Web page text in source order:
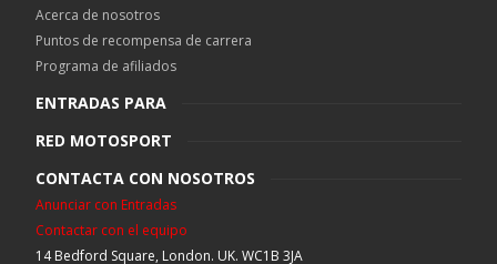
Acerca de nosotros
Puntos de recompensa de carrera
Programa de afiliados
ENTRADAS PARA
RED MOTOSPORT
CONTACTA CON NOSOTROS
Anunciar con Entradas
Contactar con el equipo
14 Bedford Square, London. UK. WC1B 3JA